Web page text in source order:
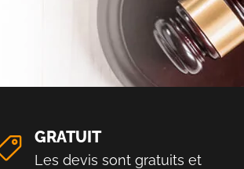
GRATUIT
Les devis sont gratuits et